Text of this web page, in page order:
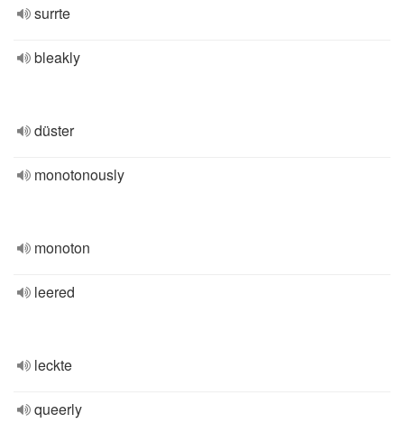
surrte
bleakly
düster
monotonously
monoton
leered
leckte
queerly